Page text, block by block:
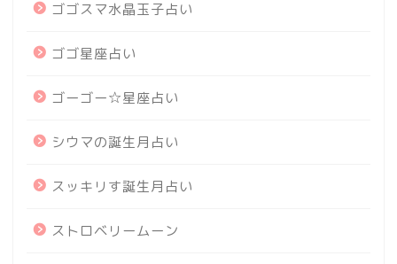
ゴゴスマ水晶玉子占い
ゴゴ星座占い
ゴーゴー☆星座占い
シウマの誕生月占い
スッキリす誕生月占い
ストロベリームーン